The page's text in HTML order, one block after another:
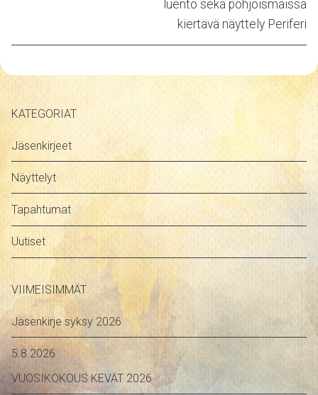
luento sekä pohjoismaissa
kiertävä näyttely Periferi
KATEGORIAT
Jäsenkirjeet
Näyttelyt
Tapahtumat
Uutiset
VIIMEISIMMÄT
Jäsenkirje syksy 2026
5.8.2026
VUOSIKOKOUS KEVÄT 2026